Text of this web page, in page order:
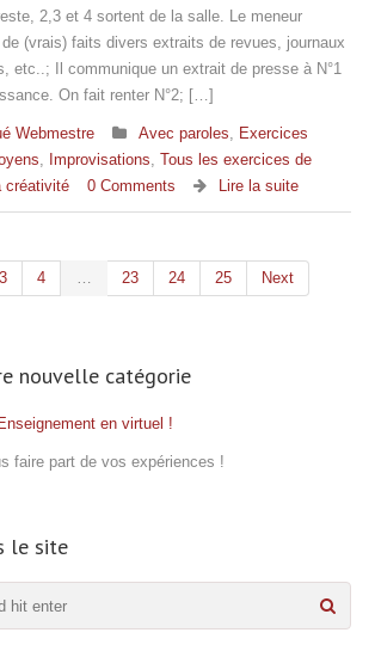
2,3 et 4 sortent de la salle. Le meneur
de (vrais) faits divers extraits de revues, journaux
etc..; Il communique un extrait de presse à N°1
On fait renter N°2; […]
Webmestre Avec paroles, Exercices
, Improvisations, Tous les exercices de
créativité 0 Comments Lire la suite
3 4 … 23 24 25 Next
nouvelle catégorie
Enseignement en virtuel !
faire part de vos expériences !
le site